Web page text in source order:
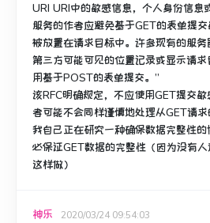
URI URI中的敏感信息，个人身份信息
服务的作者应避免基于GET的表单提
被放置在请求目标中。 许多现有的服
第三方可能可见的位置记录或显示请求
用基于POST的表单提交。”
该RFC明确规定，不应使用GET提交敏
者可能不会同样谨慎地处理从GET请求
我自己正在研究一种确保数据完整性的
必保证GET数据的完整性（因为没有
这样做）
神乐 2020/03/24 09:54:03